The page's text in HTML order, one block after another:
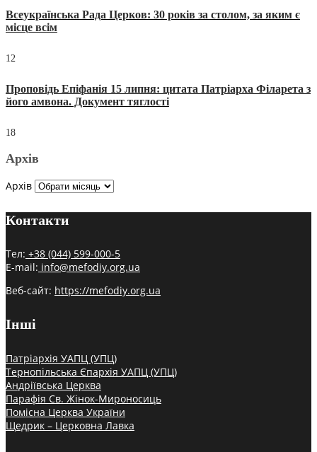
Всеукраїнська Рада Церков: 30 років за столом, за яким є
місце всім
12
Проповідь Епіфанія 15 липня: цитата Патріарха Філарета з
його амвона. Документ тяглості
18
Архів
Архів
Контакти
Тел: +38 (044) 599-000-5
E-mail: info@mefodiy.org.ua
Веб-сайт: https://mefodiy.org.ua
Інші
Патріархія УАПЦ (УПЦ)
Тернопільська Єпархія УАПЦ (УПЦ)
Андріївська Церква
Парафія Св. Жінок-Мироносиць
Помісна Церква України
Щедрик – Церковна Лавка